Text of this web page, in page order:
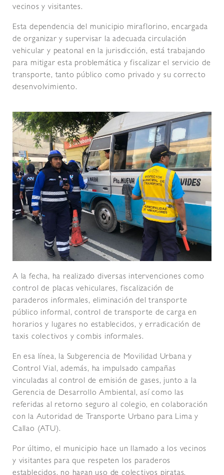
vecinos y visitantes.
Esta dependencia del municipio miraflorino, encargada
de organizar y supervisar la adecuada circulación
vehicular y peatonal en la jurisdicción, está trabajando
para mitigar esta problemática y fiscalizar el servicio de
transporte, tanto público como privado y su correcto
desenvolvimiento.
A la fecha, ha realizado diversas intervenciones como
control de placas vehiculares, fiscalización de
paraderos informales, eliminación del transporte
público informal, control de transporte de carga en
horarios y lugares no establecidos, y erradicación de
taxis colectivos y combis informales.
En esa línea, la Subgerencia de Movilidad Urbana y
Control Vial, además, ha impulsado campañas
vinculadas al control de emisión de gases, junto a la
Gerencia de Desarrollo Ambiental, así como las
referidas al retorno seguro al colegio, en colaboración
con la Autoridad de Transporte Urbano para Lima y
Callao (ATU).
Por último, el municipio hace un llamado a los vecinos
y visitantes para que respeten los paraderos